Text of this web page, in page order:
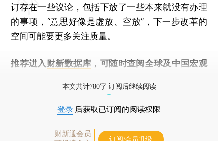
订存在一些议论，包括下放了一些本来就没有办理
的事项，“意思好像是虚放、空放”，下一步改革的
空间可能要更多关注质量。
推荐进入 财新数据库 ，可随时查阅全球及中国宏观
本文共计780字 订阅后继续阅读
登录 后获取已订阅的阅读权限
财新通会员
订阅/会员升级